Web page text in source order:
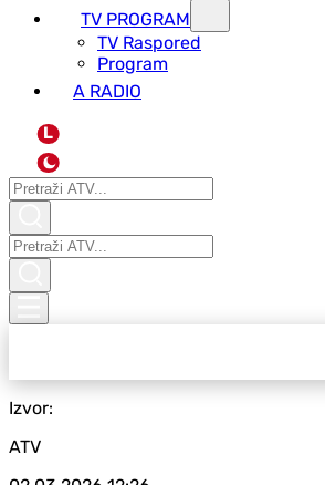
TV PROGRAM
ТV Raspored
Program
A RADIO
L
Izvor:
ATV